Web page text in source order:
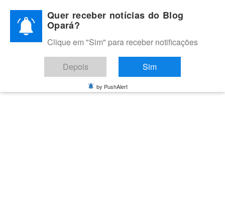
content
BLOG OPARÁ
Melhores notícias de Juazeiro, Petrolina e do Vale do São
Francisco
Quer receber notícias do Blog
Opará?
Clique em "Sim" para receber notificações
Depois Sim
by PushAlert